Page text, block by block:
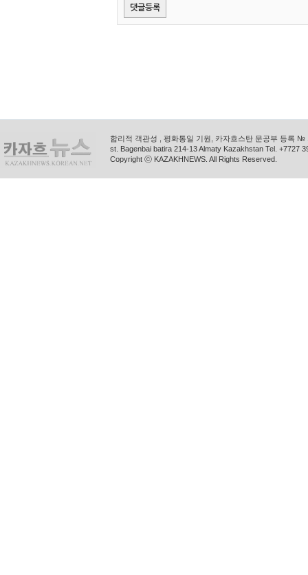
합리적 객관성 , 평화통일 기원, 카자흐스탄 문공부 등록
st. Bagenbai batira 214-13 Almaty Kazakhstan Tel. +7727
Copyright ⓒ KAZAKHNEWS. All Rights Reserved.